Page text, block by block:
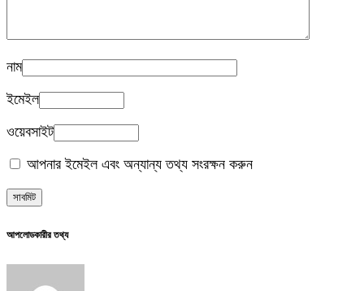
নাম
ইমেইল
ওয়েবসাইট
আপনার ইমেইল এবং অন্যান্য তথ্য সংরক্ষন করুন
আপলোডকারীর তথ্য